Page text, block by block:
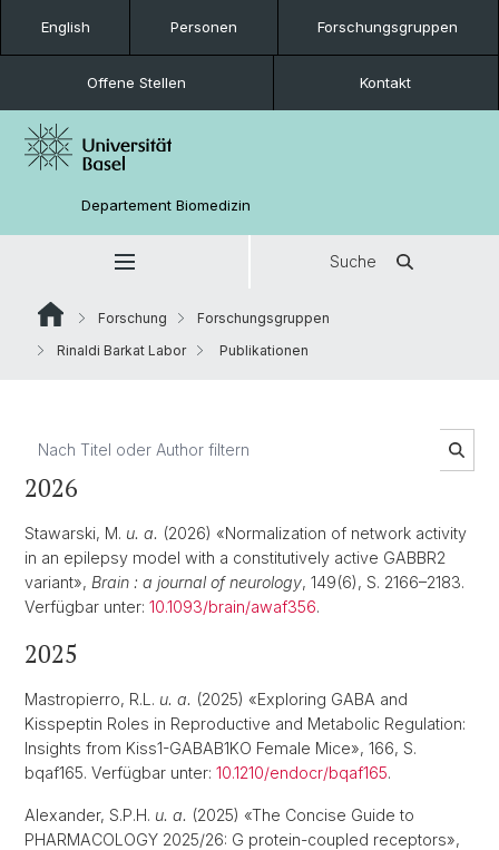
English Personen Forschungsgruppen
Offene Stellen Kontakt
Departement Biomedizin
Suche
Forschung
Forschungsgruppen
Rinaldi Barkat Labor
Publikationen
2026
Stawarski, M. u. a. (2026) «Normalization of network activity
in an epilepsy model with a constitutively active GABBR2
variant», Brain : a journal of neurology, 149(6), S. 2166–2183.
Verfügbar unter: 10.1093/brain/awaf356.
2025
Mastropierro, R.L. u. a. (2025) «Exploring GABA and
Kisspeptin Roles in Reproductive and Metabolic Regulation:
Insights from Kiss1-GABAB1KO Female Mice», 166, S.
bqaf165. Verfügbar unter: 10.1210/endocr/bqaf165.
Alexander, S.P.H. u. a. (2025) «The Concise Guide to
PHARMACOLOGY 2025/26: G protein-coupled receptors»,